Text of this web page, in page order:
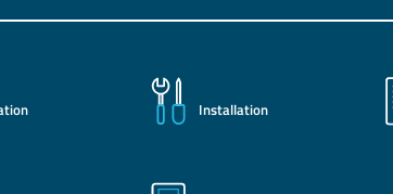
Installation